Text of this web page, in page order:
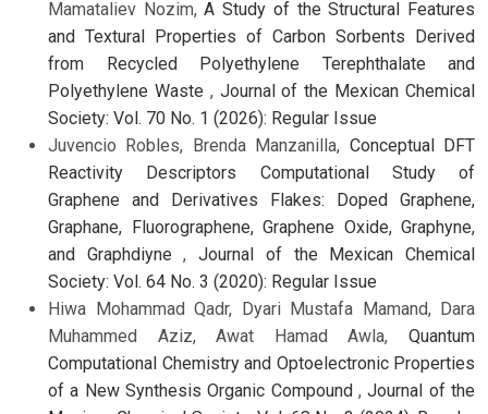
Mamataliev Nozim,A Study of the Structural Features
and Textural Properties of Carbon Sorbents Derived
from Recycled Polyethylene Terephthalate and
Polyethylene Waste , Journal of the Mexican Chemical
Society: Vol. 70 No. 1 (2026): Regular Issue
Juvencio Robles, Brenda Manzanilla, Conceptual DFT
Reactivity Descriptors Computational Study of
Graphene and Derivatives Flakes: Doped Graphene,
Graphane, Fluorographene, Graphene Oxide, Graphyne,
and Graphdiyne,Journal of the Mexican Chemical
Society: Vol. 64 No. 3 (2020): Regular Issue
Hiwa Mohammad Qadr, Dyari Mustafa Mamand, Dara
Muhammed Aziz, Awat Hamad Awla, Quantum
Computational Chemistry and Optoelectronic Properties
of a New Synthesis Organic Compound ,Journal of the